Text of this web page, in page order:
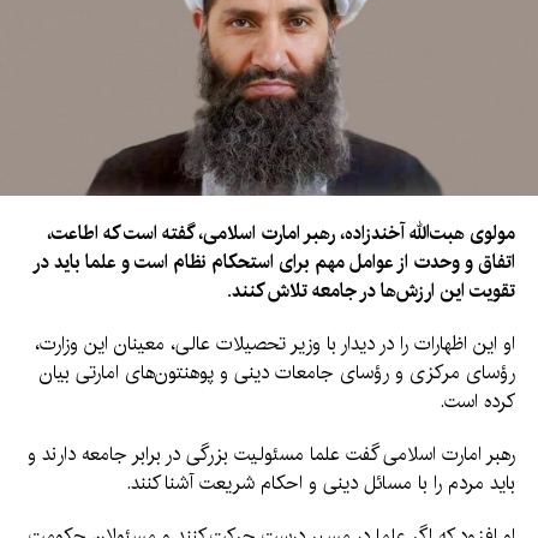
مولوی هبت‌الله آخندزاده، رهبر امارت اسلامی، گفته است که اطاعت،
اتفاق و وحدت از عوامل مهم برای استحکام نظام است و علما باید در
تقویت این ارزش‌ها در جامعه تلاش کنند.
او این اظهارات را در دیدار با وزیر تحصیلات عالی، معینان این وزارت،
رؤسای مرکزی و رؤسای جامعات دینی و پوهنتون‌های امارتی بیان
کرده است.
رهبر امارت اسلامی گفت علما مسئولیت بزرگی در برابر جامعه دارند و
باید مردم را با مسائل دینی و احکام شریعت آشنا کنند.